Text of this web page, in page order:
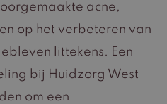
acne,
op het verbeteren van
littekens. Een
bij Huidzorg West
om een